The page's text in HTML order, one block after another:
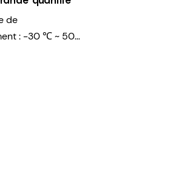
de
: -30 ℃ ~ 50